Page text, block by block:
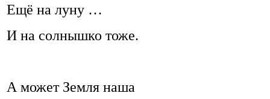
Ещё на луну …
И на солнышко тоже.
А может Земля наша